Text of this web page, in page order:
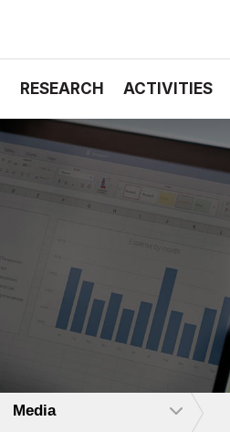
RESEARCH ACTIVITIES
Media